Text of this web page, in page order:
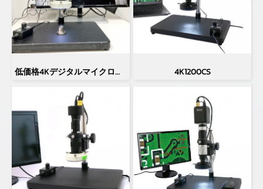
低価格4Kデジタルマイクロスコープ TG800UHD 4K1200CS